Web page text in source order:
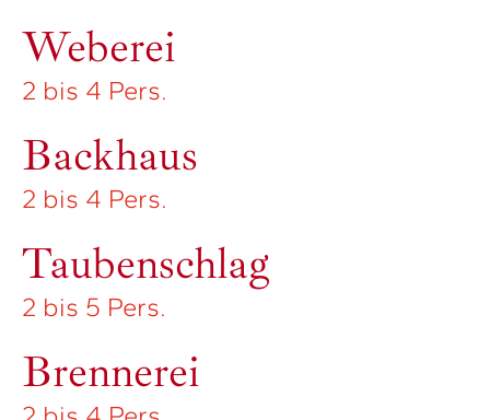
Weberei
2 bis 4 Pers.
Backhaus
2 bis 4 Pers.
Taubenschlag
2 bis 5 Pers.
Brennerei